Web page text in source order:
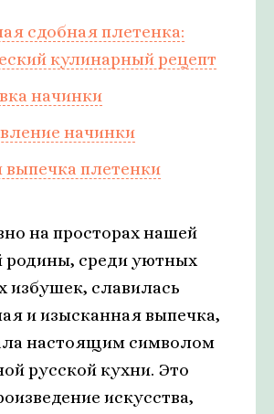
сдобная плетенка:
кулинарный рецепт
начинки
начинки
выпечка плетенки
на просторах нашей
родины, среди уютных
избушек, славилась
и изысканная выпечка,
настоящим символом
русской кухни. Это
искусства,